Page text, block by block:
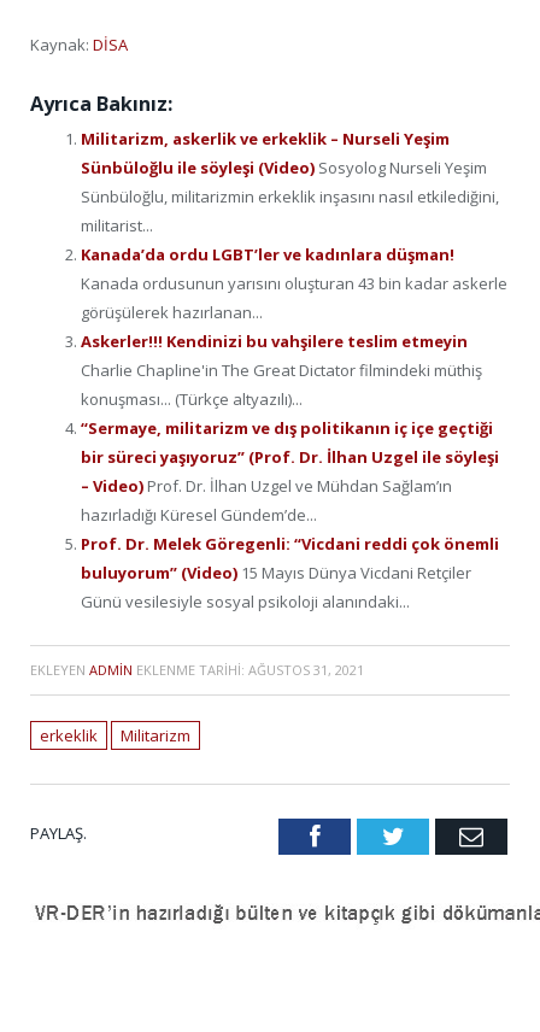
Kaynak: DİSA
Ayrıca Bakınız:
Militarizm, askerlik ve erkeklik – Nurseli Yeşim
Sünbüloğlu ile söyleşi (Video) Sosyolog Nurseli Yeşim
Sünbüloğlu, militarizmin erkeklik inşasını nasıl etkilediğini,
militarist...
Kanada’da ordu LGBT’ler ve kadınlara düşman!
Kanada ordusunun yarısını oluşturan 43 bin kadar askerle
görüşülerek hazırlanan...
Askerler!!! Kendinizi bu vahşilere teslim etmeyin
Charlie Chapline'in The Great Dictator filmindeki müthiş
konuşması... (Türkçe altyazılı)...
“Sermaye, militarizm ve dış politikanın iç içe geçtiği
bir süreci yaşıyoruz” (Prof. Dr. İlhan Uzgel ile söyleşi
– Video) Prof. Dr. İlhan Uzgel ve Mühdan Sağlam’ın
hazırladığı Küresel Gündem’de...
Prof. Dr. Melek Göregenli: “Vicdani reddi çok önemli
buluyorum” (Video) 15 Mayıs Dünya Vicdani Retçiler
Günü vesilesiyle sosyal psikoloji alanındaki...
EKLEYEN ADMIN EKLENME TARIHI: AĞUSTOS 31, 2021
erkeklik Militarizm
PAYLAŞ. FacebookTwitter Email